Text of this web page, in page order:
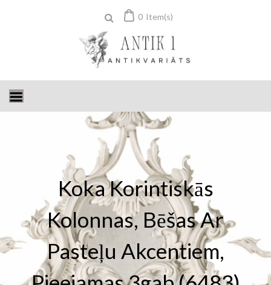
0 Item(s)
Koka Korintiskās
Kolonnas, Bēšas Ar
Pasteļu Akcentiem,